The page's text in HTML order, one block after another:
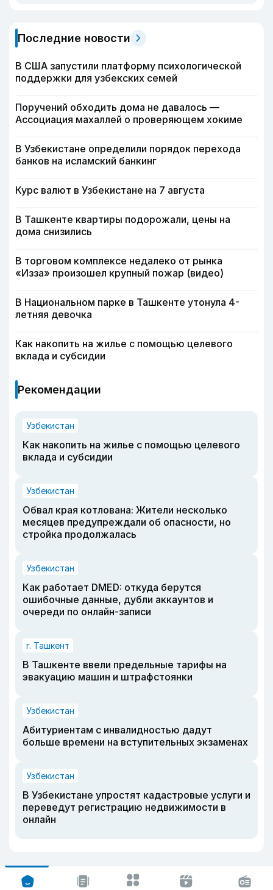
Последние новости
В США запустили платформу психологической
поддержки для узбекских семей
Поручений обходить дома не давалось —
Ассоциация махаллей о проверяющем хокиме
В Узбекистане определили порядок перехода
банков на исламский банкинг
Курс валют в Узбекистане на 7 августа
В Ташкенте квартиры подорожали, цены на
дома снизились
В торговом комплексе недалеко от рынка
«Изза» произошел крупный пожар (видео)
В Национальном парке в Ташкенте утонула 4-
летняя девочка
Как накопить на жилье с помощью целевого
вклада и субсидии
Рекомендации
Узбекистан
Как накопить на жилье с помощью целевого
вклада и субсидии
Узбекистан
Обвал края котлована: Жители несколько
месяцев предупреждали об опасности, но
стройка продолжалась
Узбекистан
Как работает DMED: откуда берутся
ошибочные данные, дубли аккаунтов и
очереди по онлайн-записи
г. Ташкент
В Ташкенте ввели предельные тарифы на
эвакуацию машин и штрафстоянки
Узбекистан
Абитуриентам с инвалидностью дадут
больше времени на вступительных экзаменах
Узбекистан
В Узбекистане упростят кадастровые услуги и
переведут регистрацию недвижимости в
онлайн